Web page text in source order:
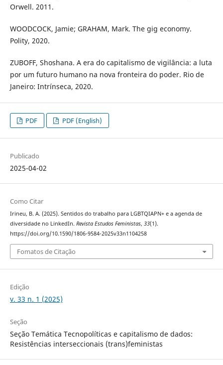
Orwell. 2011.
WOODCOCK, Jamie; GRAHAM, Mark. The gig economy.
Polity, 2020.
ZUBOFF, Shoshana. A era do capitalismo de vigilância: a luta
por um futuro humano na nova fronteira do poder. Rio de
Janeiro: Intrínseca, 2020.
PDF PDF (English)
Publicado
2025-04-02
Como Citar
Irineu, B. A. (2025). Sentidos do trabalho para LGBTQIAPN+ e a agenda de
diversidade no LinkedIn. Revista Estudos Feministas, 33(1).
https://doi.org/10.1590/1806-9584-2025v33n1104258
Fomatos de Citação
Edição
v. 33 n. 1 (2025)
Seção
Seção Temática Tecnopolíticas e capitalismo de dados:
Resistências interseccionais (trans)feministas